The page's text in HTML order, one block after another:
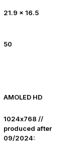
21.9 x 16.5
50
AMOLED HD
1024х768 //
produced after
09/2024: